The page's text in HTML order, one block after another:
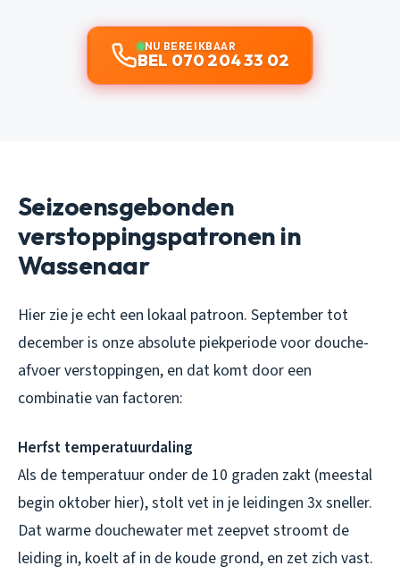
NU BEREIKBAAR
BEL 070 204 33 02
Seizoensgebonden
verstoppingspatronen in
Wassenaar
Hier zie je echt een lokaal patroon. September tot
december is onze absolute piekperiode voor douche-
afvoer verstoppingen, en dat komt door een
combinatie van factoren:
Herfst temperatuurdaling
Als de temperatuur onder de 10 graden zakt (meestal
begin oktober hier), stolt vet in je leidingen 3x sneller.
Dat warme douchewater met zeepvet stroomt de
leiding in, koelt af in de koude grond, en zet zich vast.